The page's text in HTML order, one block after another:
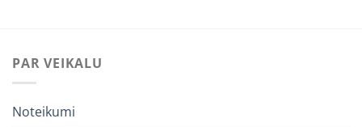
PAR VEIKALU
Noteikumi